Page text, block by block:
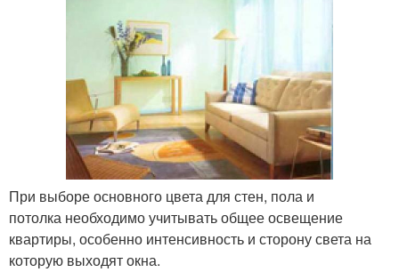
При выборе основного цвета для стен, пола и
потолка необходимо учитывать общее освещение
квартиры, особенно интенсивность и сторону света на
которую выходят окна.